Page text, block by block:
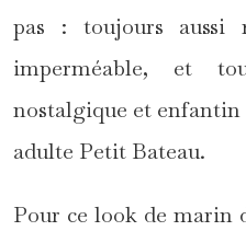
pas : toujours aussi
imperméable, et
nostalgique et enfantin
adulte Petit Bateau.
Pour ce look de marin